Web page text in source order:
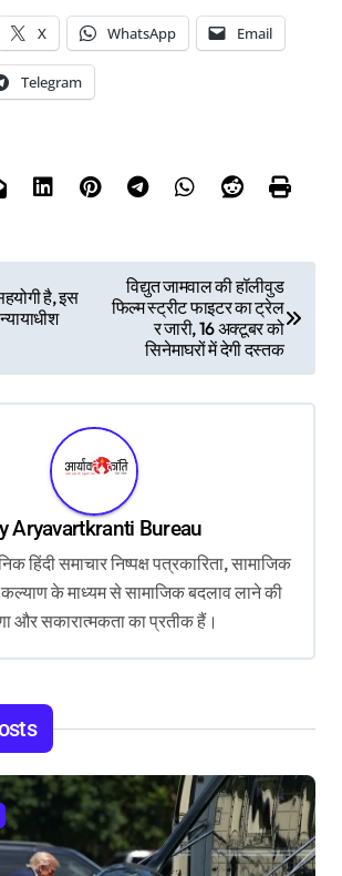
X WhatsApp Email
Telegram
है, इस
विद्युत जामवाल की हॉलीवुड
फिल्म स्ट्रीट फाइटर का ट्रेल
र जारी, 16 अक्टूबर को
सिनेमाघरों में देगी दस्तक
Aryavartkranti Bureau
हिंदी समाचार निष्पक्ष पत्रकारिता, सामाजिक
कल्याण के माध्यम से सामाजिक बदलाव लाने की
और सकारात्मकता का प्रतीक हैं।